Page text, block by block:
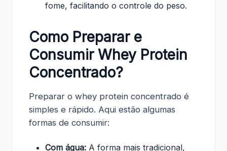
fome, facilitando o controle do peso.
Como Preparar e
Consumir Whey Protein
Concentrado?
Preparar o whey protein concentrado é
simples e rápido. Aqui estão algumas
formas de consumir:
Com água: A forma mais tradicional,